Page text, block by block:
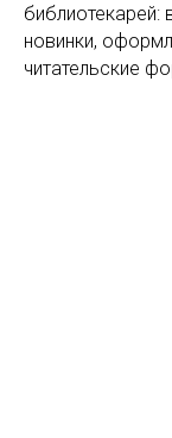
библиотекарей:
новинки,
читательские